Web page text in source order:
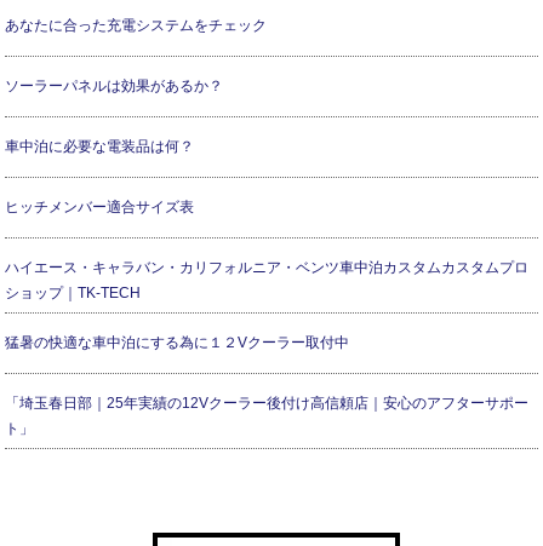
あなたに合った充電システムをチェック
ソーラーパネルは効果があるか？
車中泊に必要な電装品は何？
ヒッチメンバー適合サイズ表
ハイエース・キャラバン・カリフォルニア・ベンツ車中泊カスタムカスタムプロ
ショップ｜TK-TECH
猛暑の快適な車中泊にする為に１２Vクーラー取付中
「埼玉春日部｜25年実績の12Vクーラー後付け高信頼店｜安心のアフターサポー
ト」